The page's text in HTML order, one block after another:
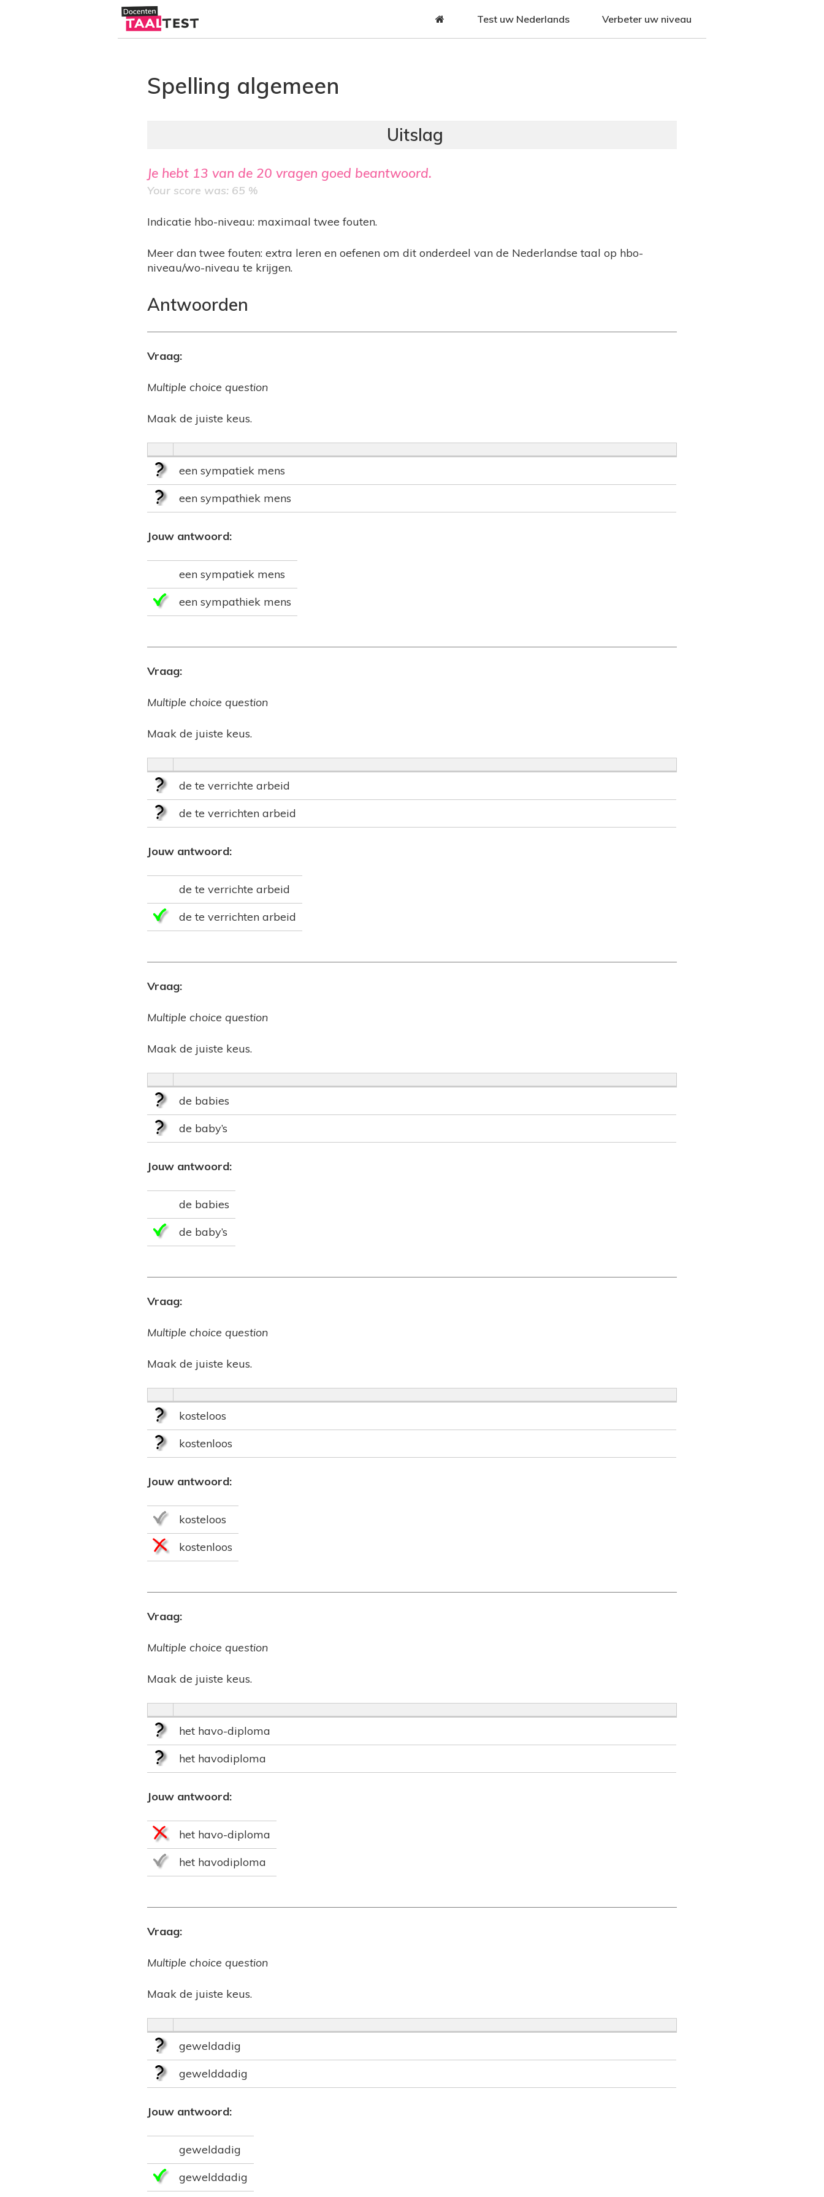
Test uw Nederlands Verbeter uw niveau
Spelling algemeen
Je hebt 13 van de 20 vragen goed beantwoord.
Your score was: 65 %
Indicatie hbo-niveau: maximaal twee fouten.
Meer dan twee fouten: extra leren en oefenen om dit onderdeel van de Nederlandse taal op hbo-
niveau/wo-niveau te krijgen.
Antwoorden
Vraag:
Multiple choice question
Maak de juiste keus.
een sympatiek mens
een sympathiek mens
Jouw antwoord:
een sympatiek mens
een sympathiek mens
Vraag:
Multiple choice question
Maak de juiste keus.
de te verrichte arbeid
de te verrichten arbeid
Jouw antwoord:
de te verrichte arbeid
de te verrichten arbeid
Vraag:
Multiple choice question
Maak de juiste keus.
de babies
de baby’s
Jouw antwoord:
de babies
de baby’s
Vraag:
Multiple choice question
Maak de juiste keus.
kosteloos
kostenloos
Jouw antwoord:
kosteloos
kostenloos
Vraag:
Multiple choice question
Maak de juiste keus.
het havo-diploma
het havodiploma
Jouw antwoord:
het havo-diploma
het havodiploma
Vraag:
Multiple choice question
Maak de juiste keus.
geweldadig
gewelddadig
Jouw antwoord:
geweldadig
gewelddadig